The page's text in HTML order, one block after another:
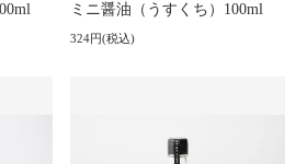
ミニ醤油（うすくち）100ml
324円(税込)